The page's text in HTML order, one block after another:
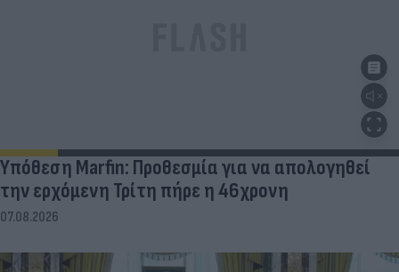
Υπόθεση Marfin: Προθεσμία για να απολογηθεί
την ερχόμενη Τρίτη πήρε η 46χρονη
07.08.2026